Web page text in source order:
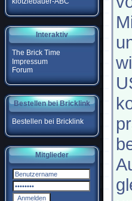
Interaktiv
The Brick Time
Impressum
Forum
Bestellen bei Bricklink
Bestellen bei Bricklink
Mitglieder